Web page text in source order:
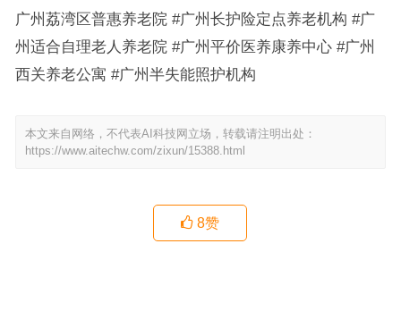
广州荔湾区普惠养老院 #广州长护险定点养老机构 #广
州适合自理老人养老院 #广州平价医养康养中心 #广州
西关养老公寓 #广州半失能照护机构
本文来自网络，不代表AI科技网立场，转载请注明出处：
https://www.aitechw.com/zixun/15388.html
8赞